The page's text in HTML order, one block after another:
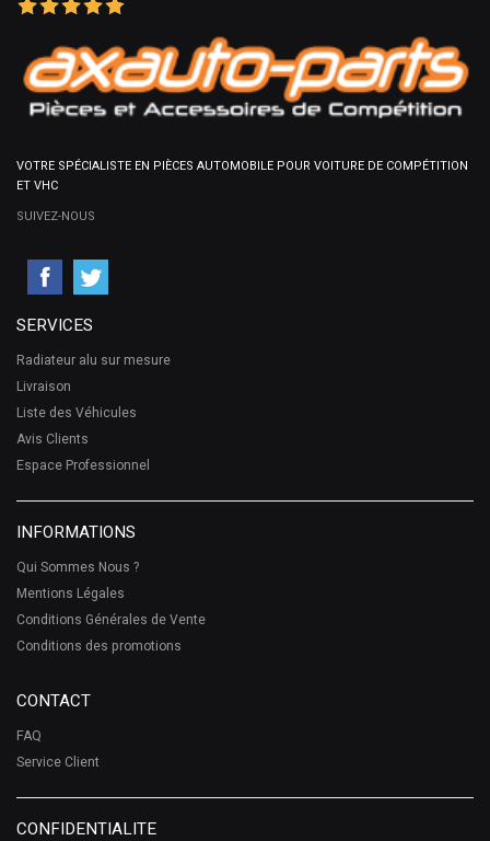
VOTRE SPÉCIALISTE EN PIÈCES AUTOMOBILE POUR VOITURE DE COMPÉTITION
ET VHC
SUIVEZ-NOUS
SERVICES
Radiateur alu sur mesure
Livraison
Liste des Véhicules
Avis Clients
Espace Professionnel
INFORMATIONS
Qui Sommes Nous ?
Mentions Légales
Conditions Générales de Vente
Conditions des promotions
CONTACT
FAQ
Service Client
CONFIDENTIALITE